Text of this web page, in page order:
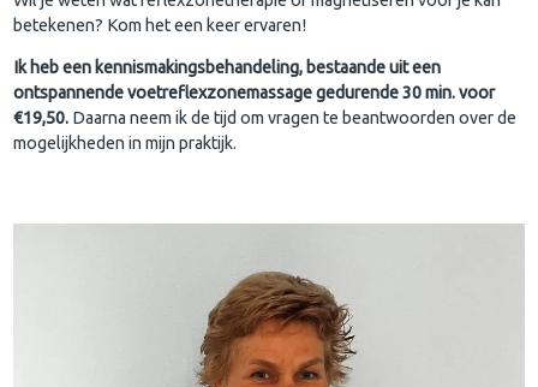
betekenen? Kom het een keer ervaren!
Ik heb een kennismakingsbehandeling, bestaande uit een
ontspannende voetreflexzonemassage gedurende 30 min. voor
€19,50. Daarna neem ik de tijd om vragen te beantwoorden over de
mogelijkheden in mijn praktijk.